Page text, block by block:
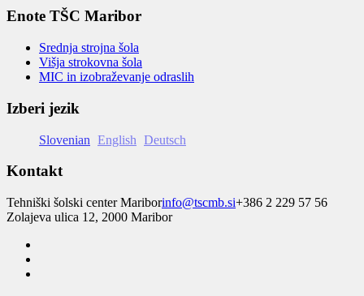
Enote TŠC Maribor
Srednja strojna šola
Višja strokovna šola
MIC in izobraževanje odraslih
Izberi jezik
Slovenian English Deutsch
Kontakt
Tehniški šolski center Mariborinfo@tscmb.si+386 2 229 57 56
Zolajeva ulica 12, 2000 Maribor